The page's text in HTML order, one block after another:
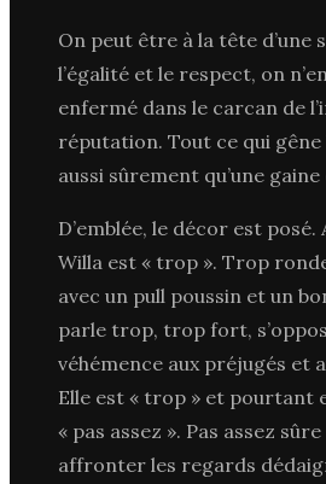
On peut être à la tête d’une
l’égalité et le respect, on
enfermé dans le carcan de
réputation. Tout ce qui
aussi sûrement qu’une gaine
D’emblée, le décor est posé.
Willa est « trop ». Trop
avec un pull poussin et un
parle trop, trop fort,
véhémence aux préjugés et
Elle est « trop » et pourtant
« pas assez ». Pas assez
affronter les regards